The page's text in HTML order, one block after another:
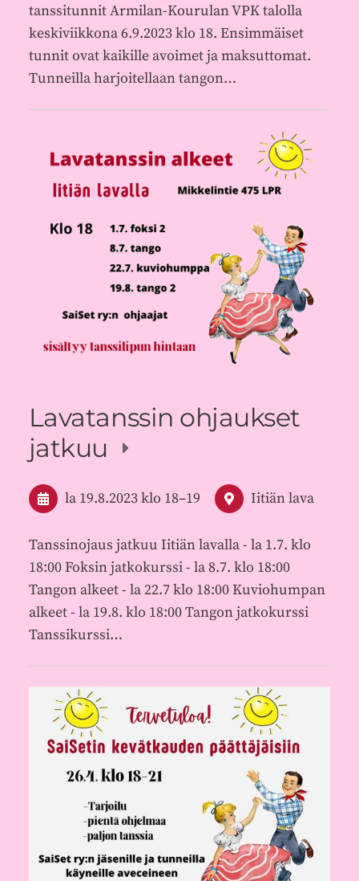
tanssitunnit Armilan-Kourulan VPK talolla
keskiviikkona 6.9.2023 klo 18. Ensimmäiset
tunnit ovat kaikille avoimet ja maksuttomat.
Tunneilla harjoitellaan tangon…
Lavatanssin ohjaukset
jatkuu
la 19.8.2023klo 18–19 Iitiän lava
Tanssinojaus jatkuu Iitiän lavalla - la 1.7. klo
18:00 Foksin jatkokurssi - la 8.7. klo 18:00
Tangon alkeet - la 22.7 klo 18:00 Kuviohumpan
alkeet - la 19.8. klo 18:00 Tangon jatkokurssi
Tanssikurssi…